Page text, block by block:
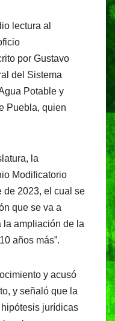
lectura al
por Gustavo
del Sistema
Potable y
Puebla, quien
la
Modificatorio
de 2023, el cual se
que se va a
la ampliación de la
años más”.
y acusó
y señaló que la
jurídicas